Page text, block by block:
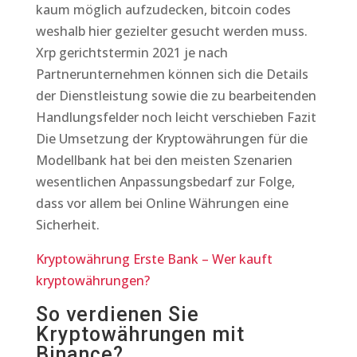
kaum möglich aufzudecken, bitcoin codes
weshalb hier gezielter gesucht werden muss.
Xrp gerichtstermin 2021 je nach
Partnerunternehmen können sich die Details
der Dienstleistung sowie die zu bearbeitenden
Handlungsfelder noch leicht verschieben Fazit
Die Umsetzung der Kryptowährungen für die
Modellbank hat bei den meisten Szenarien
wesentlichen Anpassungsbedarf zur Folge,
dass vor allem bei Online Währungen eine
Sicherheit.
Kryptowährung Erste Bank – Wer kauft
kryptowährungen?
So verdienen Sie
Kryptowährungen mit